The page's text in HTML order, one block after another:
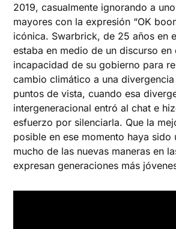
2019, casualmente ignorando a
mayores con la expresión “OK
icónica. Swarbrick, de 25 años en
estaba en medio de un discurso en
incapacidad de su gobierno para
cambio climático a una
puntos de vista, cuando esa
intergeneracional entró al chat e
esfuerzo por silenciarla. Que la
posible en ese momento haya sido
mucho de las nuevas maneras en
expresan generaciones más